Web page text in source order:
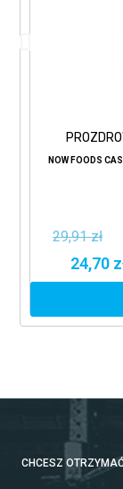
NOW FOODS
29,91 zł
24,70
CHCESZ